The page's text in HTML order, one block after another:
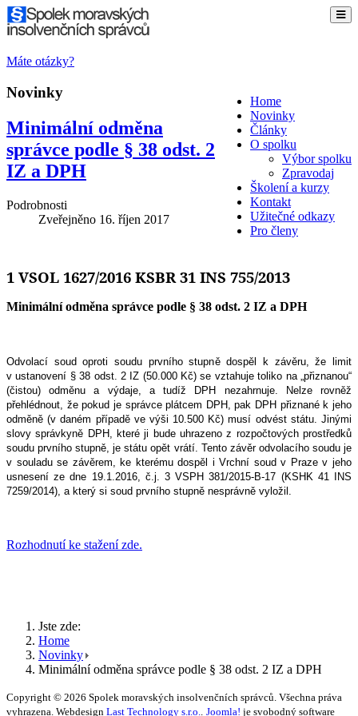
Máte otázky?
Home
Novinky
Články
O spolku
Výbor spolku
Zpravodaj
Školení a kurzy
Kontakt
Užitečné odkazy
Pro členy
Novinky
Minimální odměna
správce podle § 38 odst. 2
IZ a DPH
Podrobnosti
Zveřejněno 16. říjen 2017
1 VSOL 1627/2016 KSBR 31 INS 755/2013
Minimální odměna správce podle § 38 odst. 2 IZ a DPH
Odvolací soud oproti soudu prvního stupně dospěl k závěru, že limit
v ustanovení § 38 odst. 2 IZ (50.000 Kč) se vztahuje toliko na „přiznanou“
(čistou) odměnu a výdaje, a tudíž DPH nezahrnuje. Nelze rovněž
přehlédnout, že pokud je správce plátcem DPH, pak DPH přiznané k jeho
odměně (v daném případě ve výši 10.500 Kč) musí odvést státu. Jinými
slovy správkyně DPH, které ji bude uhrazeno z rozpočtových prostředků
soudu prvního stupně, je státu opět vrátí. Tento závěr odvolacího soudu je
v souladu se závěrem, ke kterému dospěl i Vrchní soud v Praze v jeho
usnesení ze dne 19.1.2016, č.j. 3 VSPH 381/2015-B-17 (KSHK 41 INS
7259/2014), a který si soud prvního stupně nesprávně vyložil.
Rozhodnutí ke stažení zde.
Jste zde:
Home
Novinky
Minimální odměna správce podle § 38 odst. 2 IZ a DPH
Copyright © 2026 Spolek moravských insolvenčních správců. Všechna práva
vyhrazena. Webdesign Last Technology s.r.o. Joomla! je svobodný software